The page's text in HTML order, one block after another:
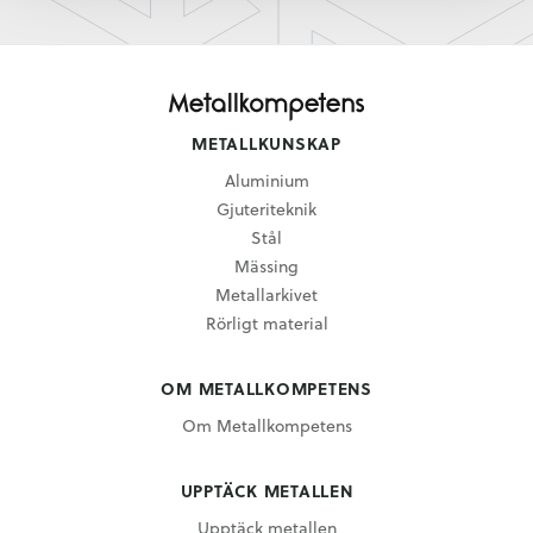
METALLKUNSKAP
Aluminium
Gjuteriteknik
Stål
Mässing
Metallarkivet
Rörligt material
OM METALLKOMPETENS
Om Metallkompetens
UPPTÄCK METALLEN
Upptäck metallen